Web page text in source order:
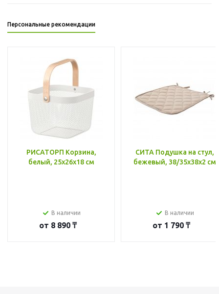
Персональные рекомендации
РИСАТОРП Корзина,
белый, 25x26x18 см
В наличии
от 8 890 ₸
СИТА Подушка на стул,
бежевый, 38/35x38x2 см
В наличии
от 1 790 ₸